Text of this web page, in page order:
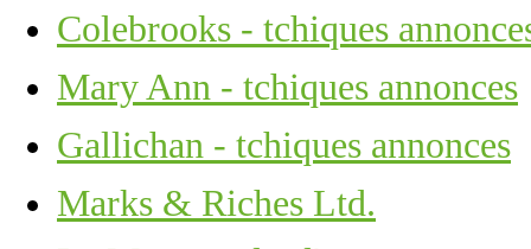
Colebrooks - tchiques
Mary Ann - tchiques annonces
Gallichan - tchiques annonces
Marks & Riches Ltd.